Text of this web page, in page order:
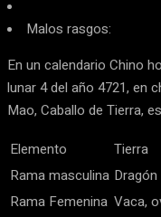
Malos rasgos:
En un calendario Chino
lunar 4 del año 4721, en
Mao, Caballo de Tierra,
Elemento
Tierra
Rama masculina
Rama Femenina Vaca,